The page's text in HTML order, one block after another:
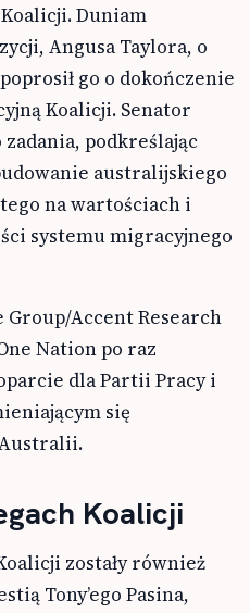
Duniam
Angusa Taylora, o
go o dokończenie
Koalicji. Senator
podkreślając
australijskiego
na wartościach i
systemu migracyjnego
Group/Accent Research
Nation po raz
dla Partii Pracy i
się
Koalicji
zostały również
Tony’ego Pasina,